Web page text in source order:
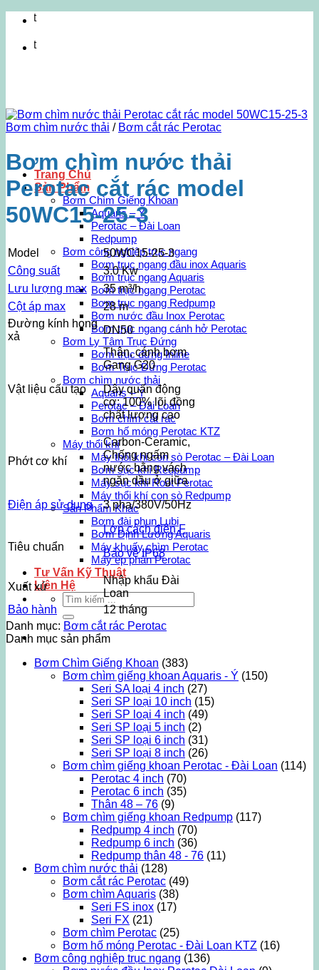
Trang Chủ
Sản Phẩm
Bơm Chìm Giếng Khoan
Aquaris – Ý
Perotac – Đài Loan
Redpump
Bơm công nghiệp trục ngang
Bơm trục ngang đầu inox Aquaris
Bơm trục ngang Aquaris
Bơm trục ngang Perotac
Bơm trục ngang Redpump
Bơm nước đầu Inox Perotac
Bơm trục ngang cánh hở Perotac
Bơm Ly Tâm Trục Đứng
Bơm trục đứng Inline
Bơm Trục Đứng Perotac
Bơm chìm nước thải
Aquaris – Ý
Perotac – Đài Loan
Bơm chìm cắt rác
Bơm hố móng Perotac KTZ
Máy thổi khí
Máy thổi khí con sò Perotac – Đài Loan
Bơm sục khí Redpump
Máy sục khí Root Perotac
Máy thổi khí con sò Redpump
Sản Phẩm Khác
Bơm đài phun Lubi
Bơm Định Lượng Aquaris
Máy khuấy chìm Perotac
Máy ép phân Perotac
Tư Vấn Kỹ Thuật
Liên Hệ
Tìm
kiếm:
Bơm chìm nước thải / Bơm cắt rác Perotac
Bơm chìm nước thải
Perotac cắt rác model
50WC15-25-3
Model
50WC15-25-3
Công suất
3.0 Kw
Lưu lượng max
35 m³/h
Cột áp max
28 m
Đường kính họng
xả
DN50
Vật liệu cấu tạo
Thân, cánh bơm
Gang G20
Dây quấn động
cơ: 100% lõi đồng
chất lượng cao
Phớt cơ khí
Carbon-Ceramic,
Chống ngấm
nước bằng vách
ngăn dầu ở giữa
Điện áp sử dụng
3 pha/380V/50Hz
Tiêu chuẩn
Lớp cách điện F
Bảo vệ IP68
Xuất xứ
Nhập khẩu Đài
Loan
Bảo hành
12 tháng
Danh mục: Bơm cắt rác Perotac
Danh mục sản phẩm
Bơm Chìm Giếng Khoan (383)
Bơm chìm giếng khoan Aquaris - Ý (150)
Seri SA loại 4 inch (27)
Seri SP loại 10 inch (15)
Seri SP loại 4 inch (49)
Seri SP loại 5 inch (2)
Seri SP loại 6 inch (31)
Seri SP loại 8 inch (26)
Bơm chìm giếng khoan Perotac - Đài Loan (114)
Perotac 4 inch (70)
Perotac 6 inch (35)
Thân 48 – 76 (9)
Bơm chìm giếng khoan Redpump (117)
Redpump 4 inch (70)
Redpump 6 inch (36)
Redpump thân 48 - 76 (11)
Bơm chìm nước thải (128)
Bơm cắt rác Perotac (49)
Bơm chìm Aquaris (38)
Seri FS inox (17)
Seri FX (21)
Bơm chìm Perotac (25)
Bơm hố móng Perotac - Đài Loan KTZ (16)
Bơm công nghiệp trục ngang (136)